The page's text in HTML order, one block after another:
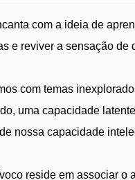
com a ideia de
e reviver a sensação
com temas
uma capacidade
nossa capacidade
reside em associar o